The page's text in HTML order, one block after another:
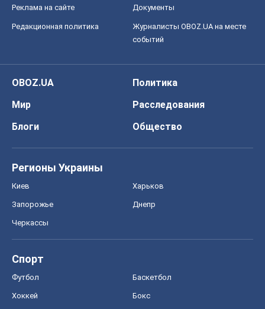
Реклама на сайте Документы
Редакционная политика
Журналисты OBOZ.UA на месте
событий
OBOZ.UA
Политика
Мир
Расследования
Блоги
Общество
Регионы Украины
Киев Харьков
Запорожье Днепр
Черкассы
Спорт
Футбол Баскетбол
Хоккей Бокс